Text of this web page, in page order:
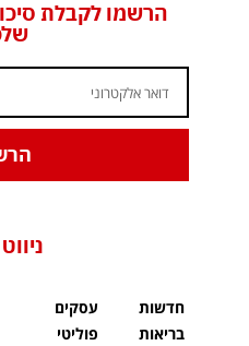
הרשמו לקבלת
חדשות
בריאות
עסקים
פוליטי